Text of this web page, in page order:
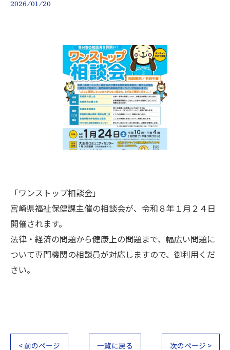
2026/01/20
「ワンストップ相談会」
宮崎県福祉保健課主催の相談会が、令和８年１月２４日
開催されます。
法律・経済の問題から健康上の問題まで、幅広い問題に
ついて専門機関の相談員が対応しますので、御利用くだ
さい。
< 前のページ 一覧に戻る 次のページ >